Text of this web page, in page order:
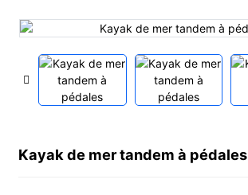
Kayak de mer tandem à pédales